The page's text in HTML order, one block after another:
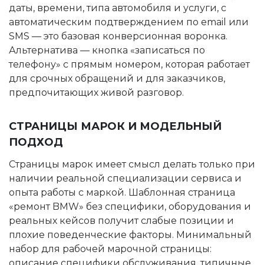
даты, времени, типа автомобиля и услуги, с
автоматическим подтверждением по email или
SMS — это базовая конверсионная воронка.
Альтернатива — кнопка «записаться по
телефону» с прямым номером, которая работает
для срочных обращений и для заказчиков,
предпочитающих живой разговор.
СТРАНИЦЫ МАРОК И МОДЕЛЬНЫЙ
ПОДХОД
Страницы марок имеет смысл делать только при
наличии реальной специализации сервиса и
опыта работы с маркой. Шаблонная страница
«ремонт BMW» без специфики, оборудования и
реальных кейсов получит слабые позиции и
плохие поведенческие факторы. Минимальный
набор для рабочей марочной страницы: